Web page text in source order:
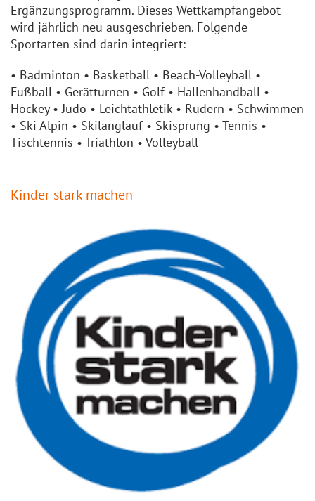
Ergänzungsprogramm. Dieses Wettkampfangebot
wird jährlich neu ausgeschrieben. Folgende
Sportarten sind darin integriert:
• Badminton • Basketball • Beach-Volleyball •
Fußball • Gerätturnen • Golf • Hallenhandball •
Hockey • Judo • Leichtathletik • Rudern • Schwimmen
• Ski Alpin • Skilanglauf • Skisprung • Tennis •
Tischtennis • Triathlon • Volleyball
Kinder stark machen